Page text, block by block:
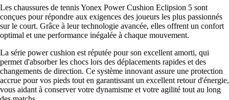
Les chaussures de tennis Yonex Power Cushion Eclipsion 5 sont
conçues pour répondre aux exigences des joueurs les plus passionnés
sur le court. Grâce à leur technologie avancée, elles offrent un confort
optimal et une performance inégalée à chaque mouvement.
La série power cushion est réputée pour son excellent amorti, qui
permet d'absorber les chocs lors des déplacements rapides et des
changements de direction. Ce système innovant assure une protection
accrue pour vos pieds tout en garantissant un excellent retour d'énergie,
vous aidant à conserver votre dynamisme et votre agilité tout au long